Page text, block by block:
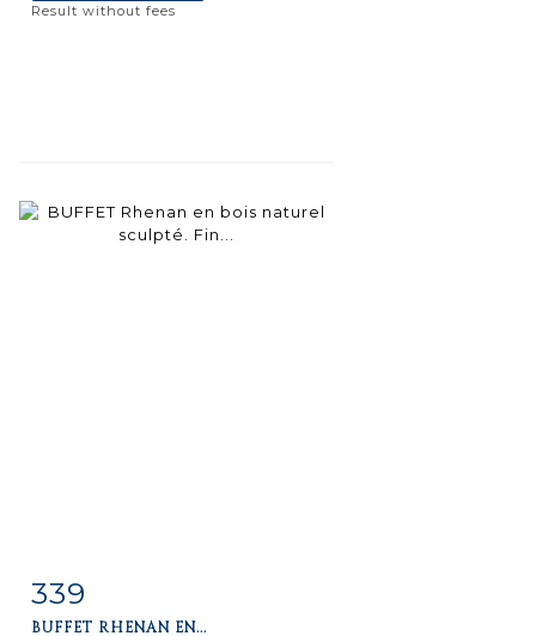
Result without fees
Item detail
339
BUFFET RHENAN EN...